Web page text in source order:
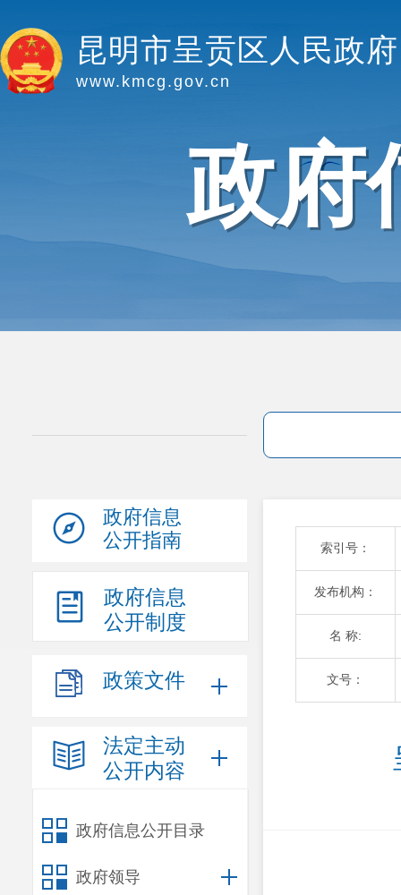
昆明市呈贡区人民政府
www.kmcg.gov.cn
政府
政府信息
公开指南
政府信息
公开制度
政策文件
法定主动
公开内容
政府信息公开目录
政府领导
索引号：
发布机构：
名 称:
文号：